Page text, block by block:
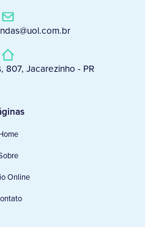
807, Jacarezinho - PR
Online